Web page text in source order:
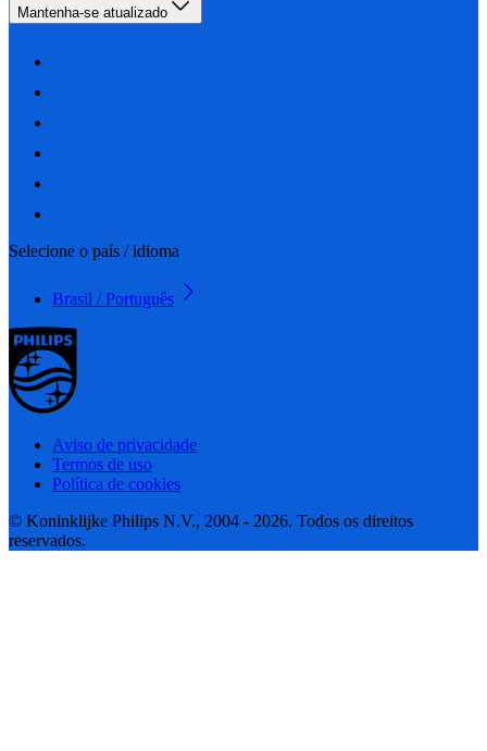
Mantenha-se atualizado
Selecione o país / idioma
Brasil / Português
Aviso de privacidade
Termos de uso
Política de cookies
© Koninklijke Philips N.V., 2004 - 2026. Todos os direitos
reservados.